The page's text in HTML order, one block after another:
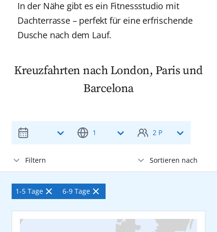
In der Nähe gibt es ein Fitnessstudio mit
Dachterrasse – perfekt für eine erfrischende
Dusche nach dem Lauf.
Kreuzfahrten nach London, Paris und
Barcelona
1
Afrika
Asien
2 P
Erwachsene 2
Jugendliche
16 bis 24 Jahre 0
Filtern
Abflughafen
Ohne Flughafen
Abfahrtshafen
Sortieren nach
Preis
Preis absteigend
Reisedauer
1-5 Tage
Filter entfernenReisedauer
6-9 Tage
Filter entfernen